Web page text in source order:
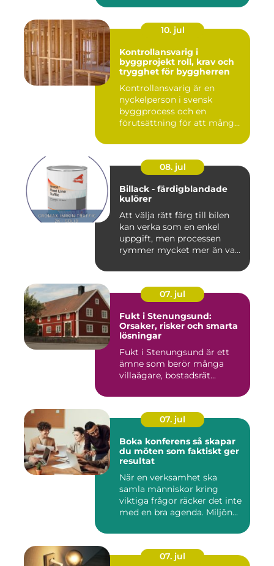
10. jul
Kontrollansvarig i
byggprojekt roll, krav och
trygghet för byggherren
Kontrollansvarig är en
nyckelperson i svensk
byggprocess och en
förutsättning för att många
08. jul
Billack - färdigblandade
kulörer
Att välja rätt färg till bilen
kan verka som en enkel
uppgift, men processen
rymmer mycket mer än va...
07. jul
Fukt i Stenungsund:
Orsaker, risker och smarta
lösningar
Fukt i Stenungsund är ett
ämne som berör många
villaägare, bostadsrät...
07. jul
Boka konferens så skapar
du möten som faktiskt ger
resultat
När en verksamhet ska
samla människor kring
viktiga frågor räcker det inte
med en bra agenda. Miljön...
07. jul